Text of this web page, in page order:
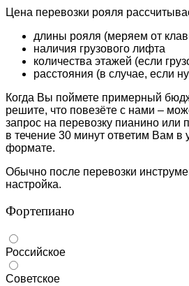
Цена перевозки рояля
длины рояля (меряем от
наличия грузового лифта
количества этажей (если
расстояния (в случае, если
Когда Вы поймете примерный
решите, что повезёте с нами –
запрос на перевозку пианино или
в течение 30 минут ответим Вам в
формате.
Обычно после перевозки
настройка.
Фортепиано
Российское
Советское